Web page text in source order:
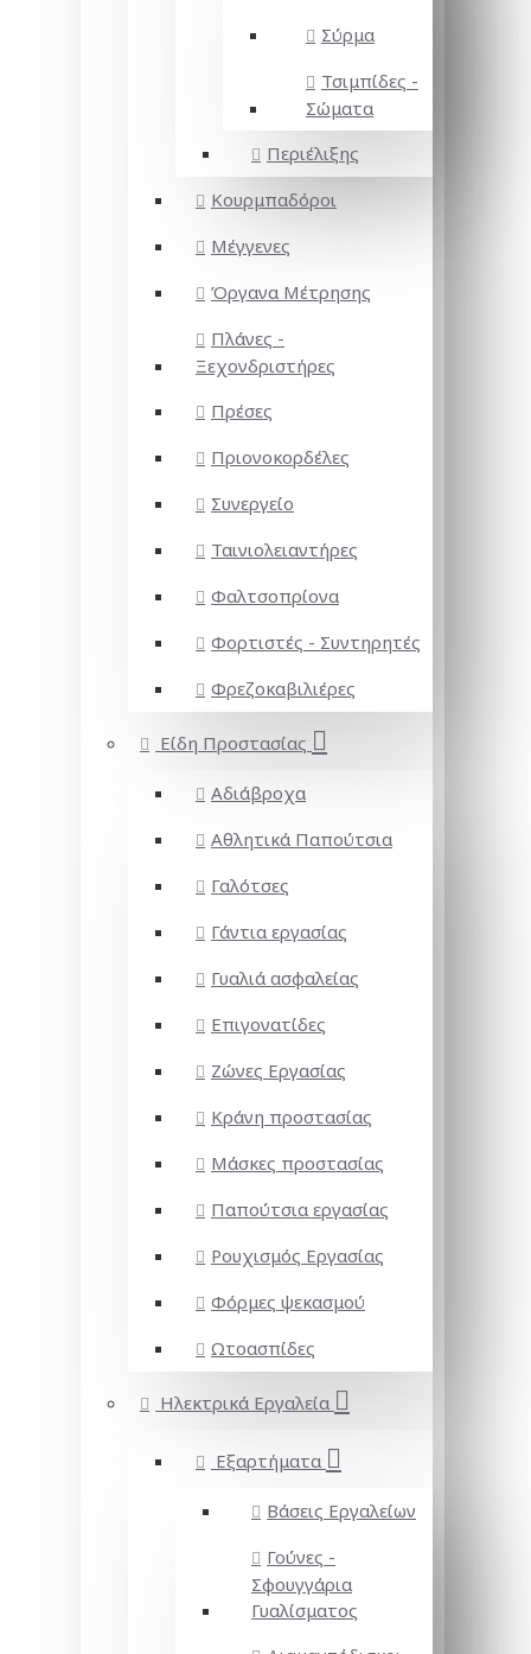
Σύρμα
Τσιμπίδες -
Σώματα
Περιέλιξης
Κουρμπαδόροι
Μέγγενες
Όργανα Μέτρησης
Πλάνες -
Ξεχονδριστήρες
Πρέσες
Πριονοκορδέλες
Συνεργείο
Ταινιολειαντήρες
Φαλτσοπρίονα
Φορτιστές - Συντηρητές
Φρεζοκαβιλιέρες
Είδη Προστασίας
Αδιάβροχα
Αθλητικά Παπούτσια
Γαλότσες
Γάντια εργασίας
Γυαλιά ασφαλείας
Επιγονατίδες
Ζώνες Εργασίας
Κράνη προστασίας
Μάσκες προστασίας
Παπούτσια εργασίας
Ρουχισμός Εργασίας
Φόρμες ψεκασμού
Ωτοασπίδες
Ηλεκτρικά Εργαλεία
Εξαρτήματα
Βάσεις Εργαλείων
Γούνες -
Σφουγγάρια
Γυαλίσματος